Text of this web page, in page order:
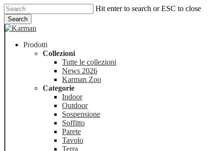
Skip
to
main
content
Hit enter to search or ESC to close
Search
Close
Menu
Prodotti
Collezioni
Tutte le collezioni
News 2026
Karman Zoo
Categorie
Indoor
Outdoor
Sospensione
Soffitto
Parete
Tavolo
Terra